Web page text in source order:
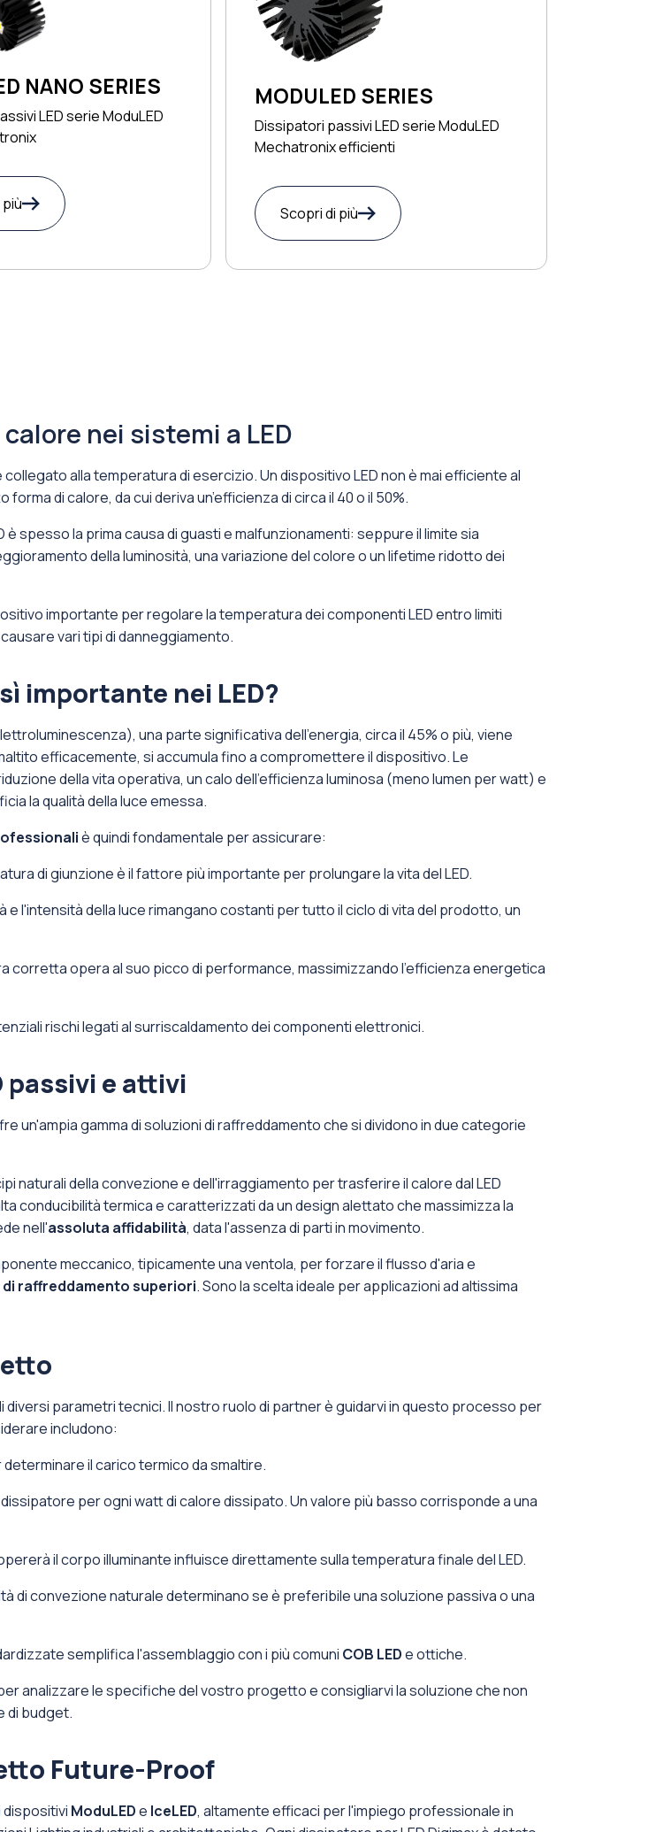
NANO SERIES
LED serie ModuLED
MODULED SERIES
Dissipatori passivi LED serie ModuLED
Mechatronix efficienti
Scopri di più
nei sistemi a LED
alla temperatura di esercizio. Un dispositivo LED non è mai efficiente al
di calore, da cui deriva un’efficienza di circa il 40 o il 50%.
spesso la prima causa di guasti e malfunzionamenti: seppure il limite sia
della luminosità, una variazione del colore o un lifetime ridotto dei
importante per regolare la temperatura dei componenti LED entro limiti
vari tipi di danneggiamento.
importante nei LED?
una parte significativa dell'energia, circa il 45% o più, viene
efficacemente, si accumula fino a compromettere il dispositivo. Le
della vita operativa, un calo dell'efficienza luminosa (meno lumen per watt) e
la qualità della luce emessa.
è quindi fondamentale per assicurare:
di giunzione è il fattore più importante per prolungare la vita del LED.
e l'intensità della luce rimangano costanti per tutto il ciclo di vita del prodotto, un
corretta opera al suo picco di performance, massimizzando l'efficienza energetica
rischi legati al surriscaldamento dei componenti elettronici.
passivi e attivi
un'ampia gamma di soluzioni di raffreddamento che si dividono in due categorie
naturali della convezione e dell'irraggiamento per trasferire il calore dal LED
conducibilità termica e caratterizzati da un design alettato che massimizza la
nell'assoluta affidabilità, data l'assenza di parti in movimento.
meccanico, tipicamente una ventola, per forzare il flusso d'aria e
raffreddamento superiori. Sono la scelta ideale per applicazioni ad altissima
parametri tecnici. Il nostro ruolo di partner è guidarvi in questo processo per
includono:
il carico termico da smaltire.
per ogni watt di calore dissipato. Un valore più basso corrisponde a una
il corpo illuminante influisce direttamente sulla temperatura finale del LED.
di convezione naturale determinano se è preferibile una soluzione passiva o una
semplifica l'assemblaggio con i più comuni COB LEDe ottiche.
analizzare le specifiche del vostro progetto e consigliarvi la soluzione che non
di budget.
Future-Proof
dispositivi ModuLEDe IceLED, altamente efficaci per l'impiego professionale in